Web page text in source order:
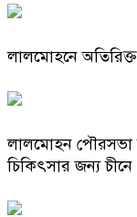
লালমোহনে অতিরিক্ত
লালমোহন পৌরসভা
চিকিৎসার জন্য